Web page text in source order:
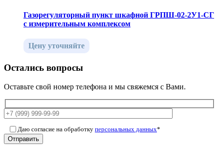
Газорегуляторный пункт шкафной ГРПШ-02-2У1-СГ
с измерительным комплексом
Цену уточняйте
Остались вопросы
Оставьте свой номер телефона и мы свяжемся с Вами.
Даю согласие на обработку персональных данных*
Отправить